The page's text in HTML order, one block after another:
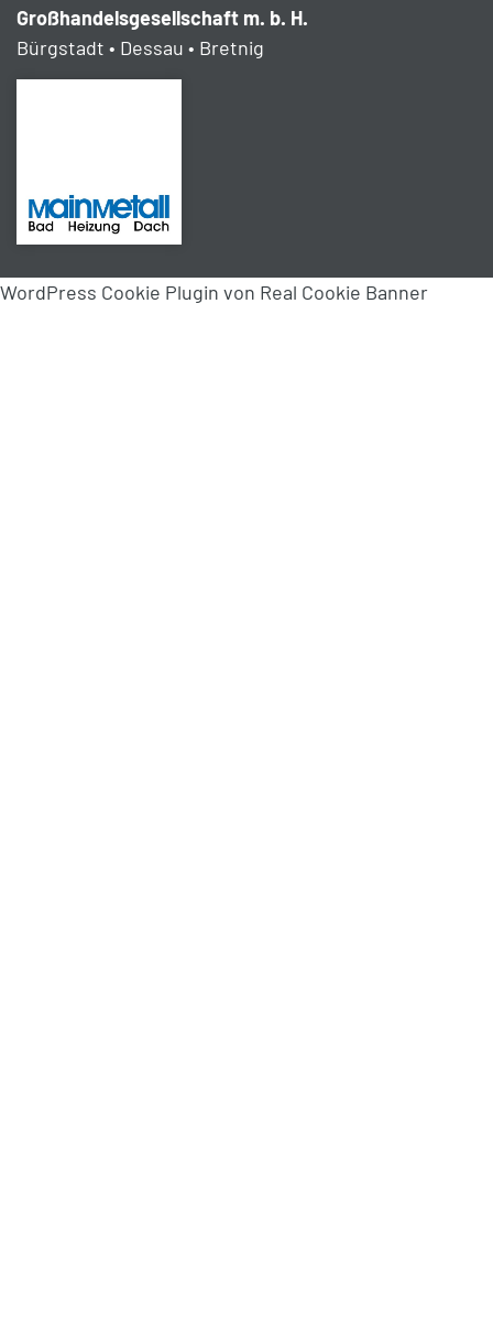
Großhandelsgesellschaft m. b. H.
Bürgstadt • Dessau • Bretnig
WordPress Cookie Plugin von Real Cookie Banner